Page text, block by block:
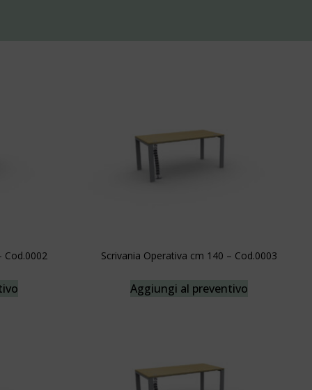
Cod.0002 Scrivania Operativa cm 140 – Cod.0003
Aggiungi al preventivo